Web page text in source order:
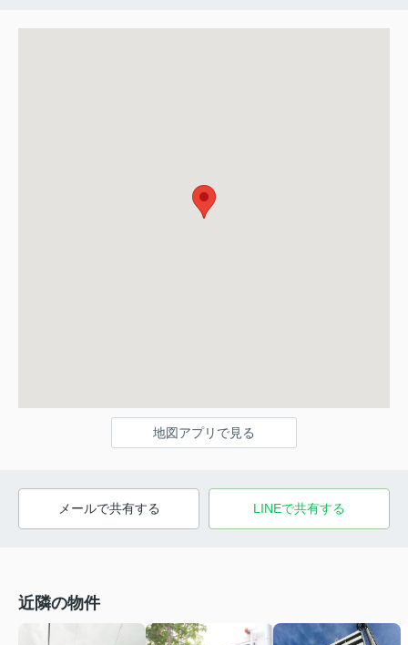
地図アプリで見る
メールで共有する LINEで共有する
近隣の物件